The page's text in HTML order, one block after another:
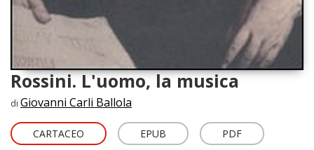
Rossini. L'uomo, la musica
di Giovanni Carli Ballola
CARTACEO EPUB PDF